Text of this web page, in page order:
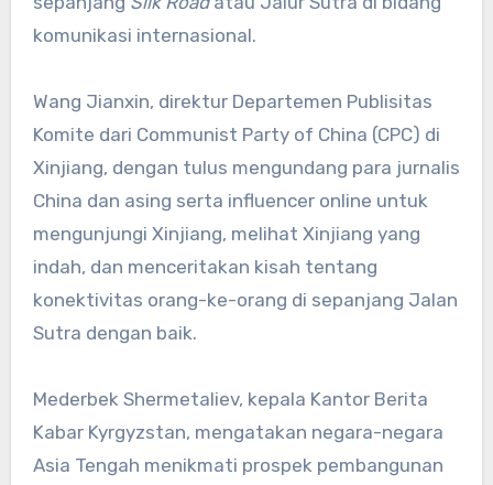
komunikasi internasional.
Wang Jianxin, direktur Departemen Publisitas
Komite dari Communist Party of China (CPC) di
Xinjiang, dengan tulus mengundang para jurnalis
China dan asing serta influencer online untuk
mengunjungi Xinjiang, melihat Xinjiang yang
indah, dan menceritakan kisah tentang
konektivitas orang-ke-orang di sepanjang Jalan
Sutra dengan baik.
Mederbek Shermetaliev, kepala Kantor Berita
Kabar Kyrgyzstan, mengatakan negara-negara
Asia Tengah menikmati prospek pembangunan